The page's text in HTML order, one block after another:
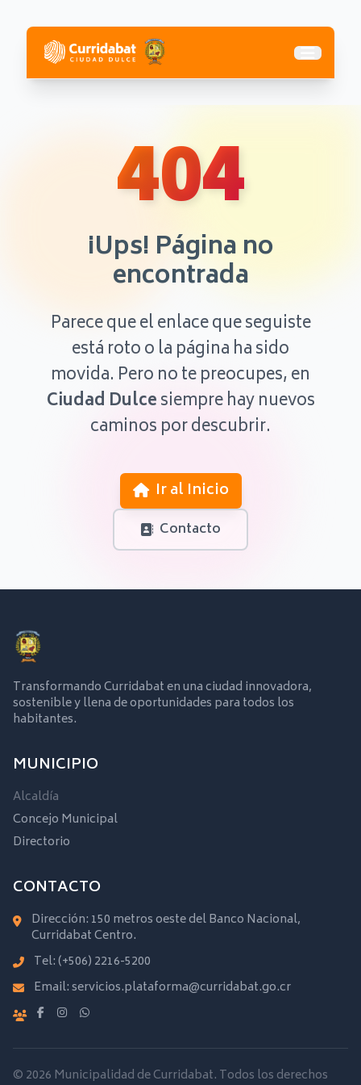
Abrir
404
¡Ups! Página no
encontrada
Parece que el enlace que seguiste
está roto o la página ha sido
movida. Pero no te preocupes, en
Ciudad Dulcesiempre hay nuevos
caminos por descubrir.
Ir al Inicio
Contacto
Transformando Curridabat en una ciudad innovadora,
sostenible y llena de oportunidades para todos los
habitantes.
MUNICIPIO
Alcaldía
Concejo Municipal
Directorio
CONTACTO
Dirección: 150 metros oeste del Banco Nacional,
Curridabat Centro.
Tel:(+506) 2216-5200
Email:servicios.plataforma@curridabat.go.cr
© 2026 Municipalidad de Curridabat. Todos los derechos